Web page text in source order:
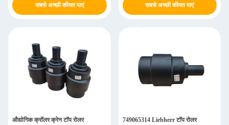
सबसे अच्छी कीमत पाएं सबसे अच्छी कीमत पाएं
औद्योगिक क्रॉलर क्रेन टॉप रोलर
749065314 Liebherr टॉप रोलर